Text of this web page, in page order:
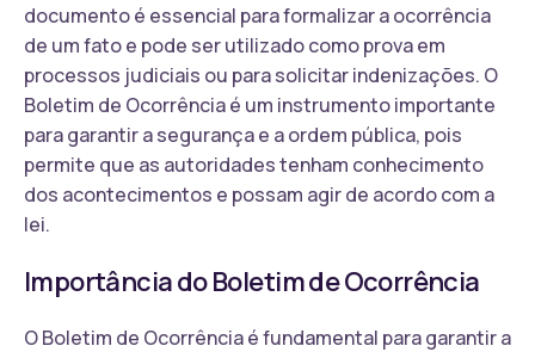
documento é essencial para formalizar a ocorrência
de um fato e pode ser utilizado como prova em
processos judiciais ou para solicitar indenizações. O
Boletim de Ocorrência é um instrumento importante
para garantir a segurança e a ordem pública, pois
permite que as autoridades tenham conhecimento
dos acontecimentos e possam agir de acordo com a
lei.
Importância do Boletim de Ocorrência
O Boletim de Ocorrência é fundamental para garantir a